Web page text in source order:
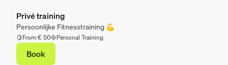
Privé training
Persoonlijke Fitnesstraining 💪
From € 50 Personal Training
Book